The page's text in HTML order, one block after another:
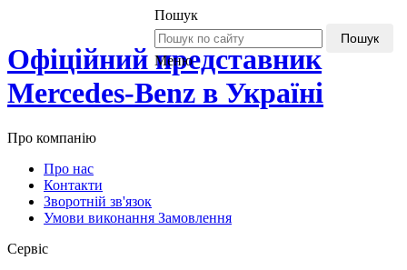
Офіційний представник
Mercedes-Benz в Україні
Пошук
Пошук
Меню
Про компанію
Про нас
Контакти
Зворотній зв'язок
Умови виконання Замовлення
Сервіс